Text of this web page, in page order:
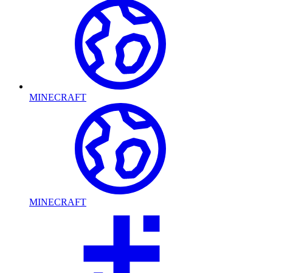
MINECRAFT
MINECRAFT